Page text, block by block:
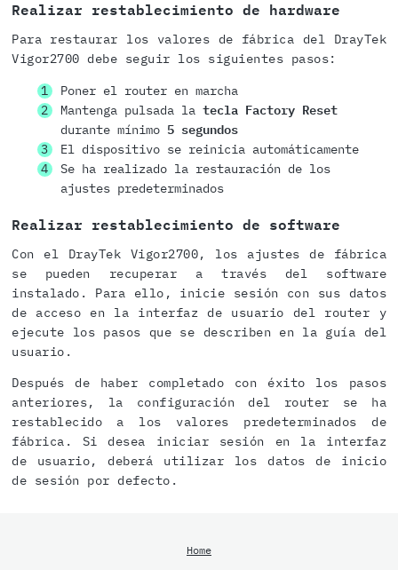
Realizar restablecimiento de hardware
Para restaurar los valores de fábrica del DrayTek
Vigor2700 debe seguir los siguientes pasos:
Poner el router en marcha
Mantenga pulsada la tecla Factory Reset
durante mínimo 5 segundos
El dispositivo se reinicia automáticamente
Se ha realizado la restauración de los
ajustes predeterminados
Realizar restablecimiento de software
Con el DrayTek Vigor2700, los ajustes de fábrica
se pueden recuperar a través del software
instalado. Para ello, inicie sesión con sus datos
de acceso en la interfaz de usuario del router y
ejecute los pasos que se describen en la guía del
usuario.
Después de haber completado con éxito los pasos
anteriores, la configuración del router se ha
restablecido a los valores predeterminados de
fábrica. Si desea iniciar sesión en la interfaz
de usuario, deberá utilizar los datos de inicio
de sesión por defecto.
Home